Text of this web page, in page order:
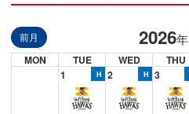
前月 2026年
MON TUE WED THU
1
2 3